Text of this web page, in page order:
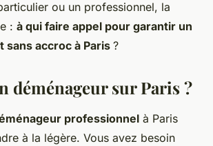
ou un professionnel, la
: à qui faire appel pour garantir un
sans accroc à Paris ?
déménageur sur Paris ?
professionnel à Paris
à la légère. Vous avez besoin